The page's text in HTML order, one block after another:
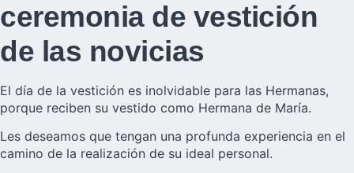
ceremonia de vestición
de las novicias
El día de la vestición es inolvidable para las Hermanas,
porque reciben su vestido como Hermana de María.
Les deseamos que tengan una profunda experiencia en el
camino de la realización de su ideal personal.